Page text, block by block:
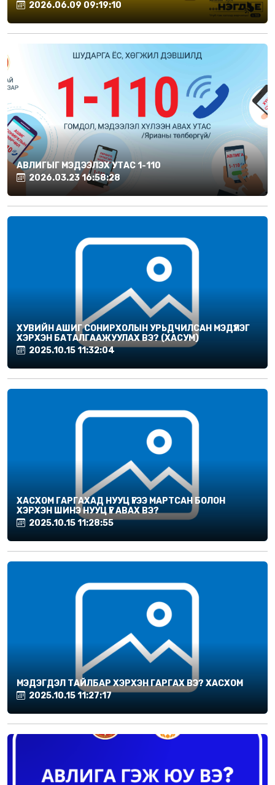
2026.06.09 09:19:10
АВЛИГЫГ МЭДЭЭЛЭХ УТАС 1-110
2026.03.23 16:58:28
ХУВИЙН АШИГ СОНИРХОЛЫН УРЬДЧИЛСАН МЭДҮҮЛЭГ
ХЭРХЭН БАТАЛГААЖУУЛАХ ВЭ? (ХАСУМ)
2025.10.15 11:32:04
ХАСХОМ ГАРГАХАД НУУЦ ҮГЭЭ МАРТСАН БОЛОН
ХЭРХЭН ШИНЭ НУУЦ ҮГ АВАХ ВЭ?
2025.10.15 11:28:55
МЭДЭГДЭЛ ТАЙЛБАР ХЭРХЭН ГАРГАХ ВЭ? ХАСХОМ
2025.10.15 11:27:17